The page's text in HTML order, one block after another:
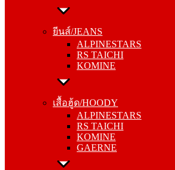
ยีนส์/JEANS
ALPINESTARS
RS TAICHI
KOMINE
เสื้อฮู้ด/HOODY
ALPINESTARS
RS TAICHI
KOMINE
GAERNE
ยีนส์/JEANS
RS TAICHI
KOMINE
เสื้อฮู้ด/HOODY
RS TAICHI
KOMINE
GAERNE
หมวกแก๊ป/CAP